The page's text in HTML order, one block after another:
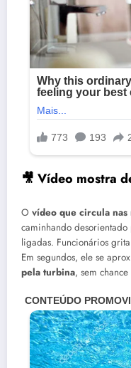
🎥 Vídeo mostra
O vídeo que circula nas
caminhando
ligadas. Funcionários
Em segundos, ele se
pela turbina, sem